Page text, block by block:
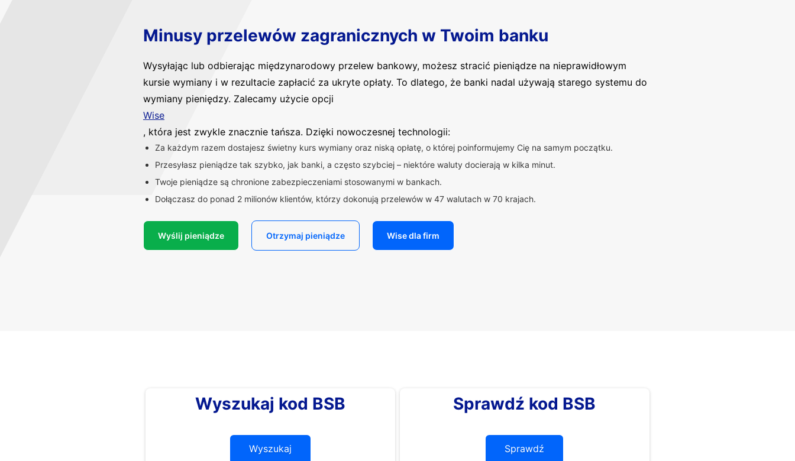
Minusy przelewów zagranicznych w Twoim banku
Wysyłając lub odbierając międzynarodowy przelew bankowy, możesz stracić pieniądze na nieprawidłowym
kursie wymiany i w rezultacie zapłacić za ukryte opłaty. To dlatego, że banki nadal używają starego systemu do
wymiany pieniędzy. Zalecamy użycie opcji
Wise
, która jest zwykle znacznie tańsza. Dzięki nowoczesnej technologii:
Za każdym razem dostajesz świetny kurs wymiany oraz niską opłatę, o której poinformujemy Cię na samym początku.
Przesyłasz pieniądze tak szybko, jak banki, a często szybciej – niektóre waluty docierają w kilka minut.
Twoje pieniądze są chronione zabezpieczeniami stosowanymi w bankach.
Dołączasz do ponad 2 milionów klientów, którzy dokonują przelewów w 47 walutach w 70 krajach.
Wyślij pieniądze Otrzymaj pieniądze Wise dla firm
Wyszukaj kod BSB
Wyszukaj
Sprawdź kod BSB
Sprawdź